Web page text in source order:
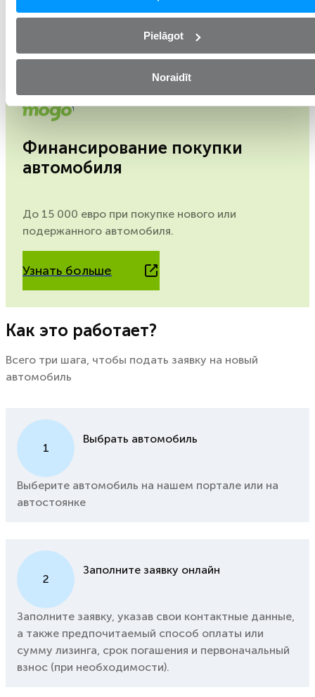
Pielāgot
Noraidīt
Финансирование покупки
автомобиля
До 15 000 евро при покупке нового или
подержанного автомобиля.
Узнать больше
Как это работает?
Всего три шага, чтобы подать заявку на новый
автомобиль
1
Выбрать автомобиль
Выберите автомобиль на нашем портале или на
автостоянке
2
Заполните заявку онлайн
Заполните заявку, указав свои контактные данные,
а также предпочитаемый способ оплаты или
сумму лизинга, срок погашения и первоначальный
взнос (при необходимости).